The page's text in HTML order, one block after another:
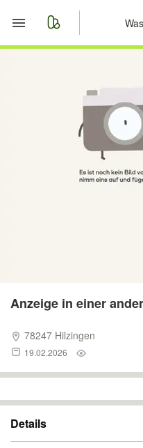
Merkliste
Nachrichten
Anzeige
Anzeige in einer
78247 Hilzingen
19.02.2026
Details